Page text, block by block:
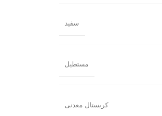
سفید
مستطیل
کریستال معدنی